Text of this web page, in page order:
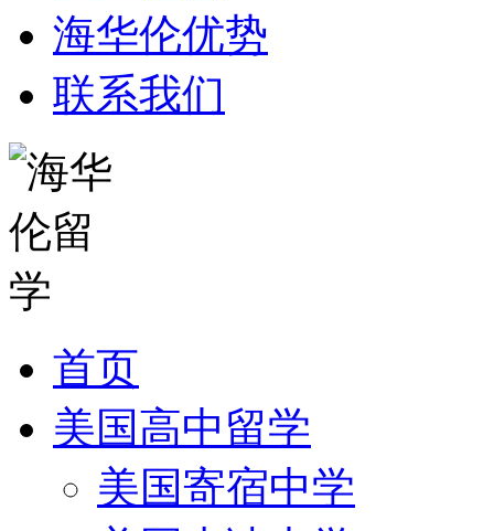
海华伦优势
联系我们
首页
美国高中留学
美国寄宿中学